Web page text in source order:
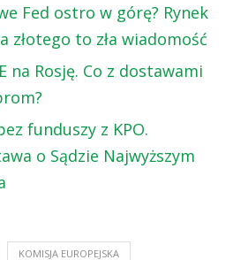
Fed ostro w górę? Rynek
złotego to zła wiadomość
na Rosję. Co z dostawami
funduszy z KPO.
o Sądzie Najwyższym
KOMISJA EUROPEJSKA